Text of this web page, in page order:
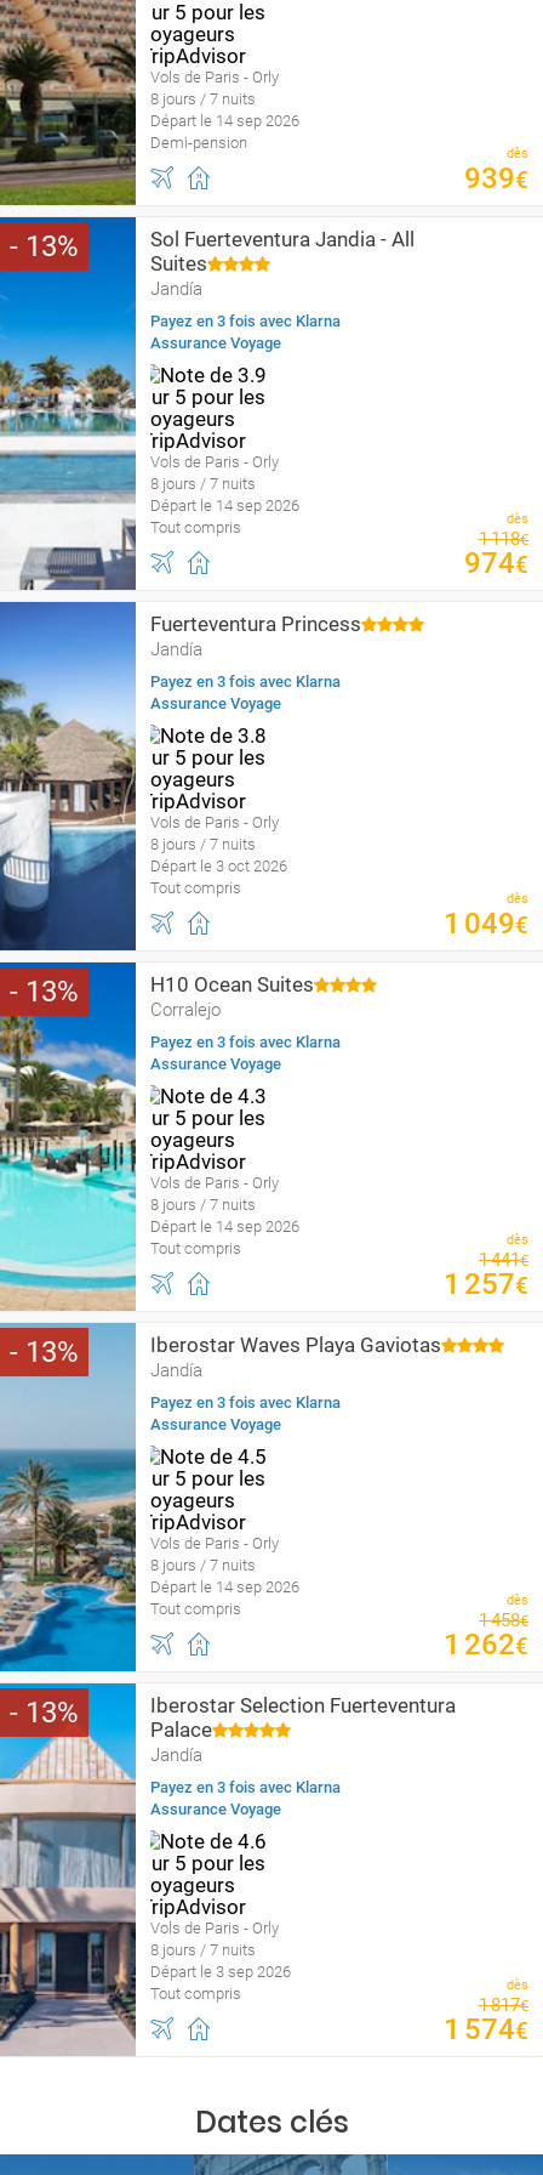
Vols de Paris - Orly
8 jours / 7 nuits
Départ le 14 sep 2026
Demi-pension
dès
939€
13
Sol Fuerteventura Jandia - All
Suites
Jandía
Payez en 3 fois avec Klarna
Assurance Voyage
Vols de Paris - Orly
8 jours / 7 nuits
Départ le 14 sep 2026
Tout compris
dès
1118€
974€
Fuerteventura Princess
Jandía
Payez en 3 fois avec Klarna
Assurance Voyage
Vols de Paris - Orly
8 jours / 7 nuits
Départ le 3 oct 2026
Tout compris
dès
1 049€
13 H10 Ocean Suites
Corralejo
Payez en 3 fois avec Klarna
Assurance Voyage
Vols de Paris - Orly
8 jours / 7 nuits
Départ le 14 sep 2026
Tout compris
dès
1441€
1 257€
13 Iberostar Waves Playa Gaviotas
Jandía
Payez en 3 fois avec Klarna
Assurance Voyage
Vols de Paris - Orly
8 jours / 7 nuits
Départ le 14 sep 2026
Tout compris
dès
1458€
1 262€
13
Iberostar Selection Fuerteventura
Palace
Jandía
Payez en 3 fois avec Klarna
Assurance Voyage
Vols de Paris - Orly
8 jours / 7 nuits
Départ le 3 sep 2026
Tout compris
dès
1817€
1 574€
Dates clés